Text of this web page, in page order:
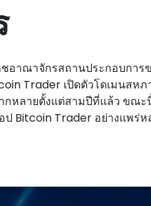
อาณาจักรสถานประกอบกา
Trader เปิดตัวโดเมนสห
กหลายตั้งแต่สามปีที่แล้ว ขณ
ป Bitcoin Trader อย่างแพร่ห